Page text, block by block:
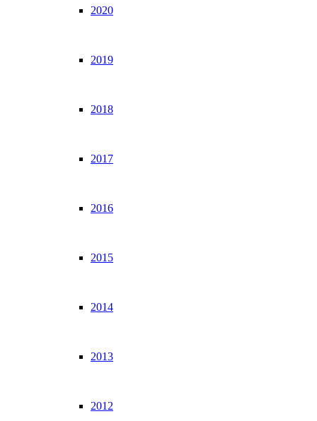
2020
2019
2018
2017
2016
2015
2014
2013
2012